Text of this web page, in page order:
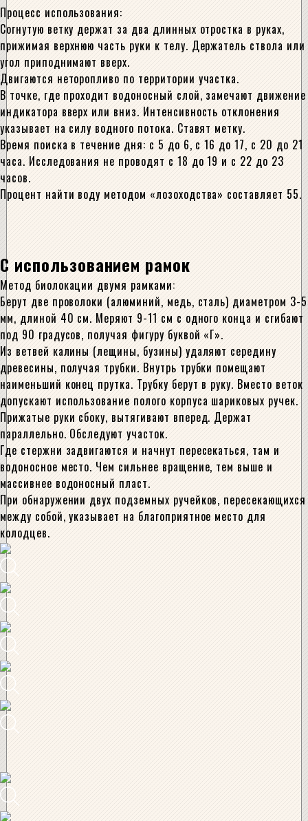
Процесс использования:
Согнутую ветку держат за два длинных отростка в руках,
прижимая верхнюю часть руки к телу. Держатель ствола или
угол приподнимают вверх.
Двигаются неторопливо по территории участка.
В точке, где проходит водоносный слой, замечают движение
индикатора вверх или вниз. Интенсивность отклонения
указывает на силу водного потока. Ставят метку.
Время поиска в течение дня: с 5 до 6, с 16 до 17, с 20 до 21
часа. Исследования не проводят с 18 до 19 и с 22 до 23
часов.
Процент найти воду методом «лозоходства» составляет 55.
С использованием рамок
Метод биолокации двумя рамками:
Берут две проволоки (алюминий, медь, сталь) диаметром 3-5
мм, длиной 40 см. Меряют 9-11 см с одного конца и сгибают
под 90 градусов, получая фигуру буквой «Г».
Из ветвей калины (лещины, бузины) удаляют середину
древесины, получая трубки. Внутрь трубки помещают
наименьший конец прутка. Трубку берут в руку. Вместо веток
допускают использование полого корпуса шариковых ручек.
Прижатые руки сбоку, вытягивают вперед. Держат
параллельно. Обследуют участок.
Где стержни задвигаются и начнут пересекаться, там и
водоносное место. Чем сильнее вращение, тем выше и
массивнее водоносный пласт.
При обнаружении двух подземных ручейков, пересекающихся
между собой, указывает на благоприятное место для
колодцев.